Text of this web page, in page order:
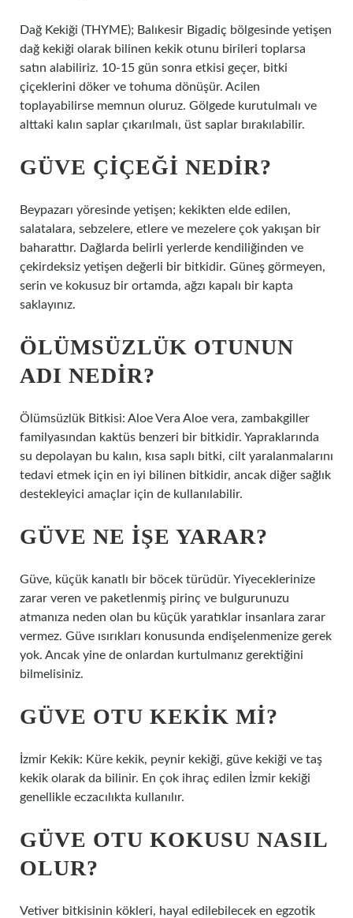
Dağ Kekiği (THYME); Balıkesir Bigadiç bölgesinde yetişen
dağ kekiği olarak bilinen kekik otunu birileri toplarsa
satın alabiliriz. 10-15 gün sonra etkisi geçer, bitki
çiçeklerini döker ve tohuma dönüşür. Acilen
toplayabilirse memnun oluruz. Gölgede kurutulmalı ve
alttaki kalın saplar çıkarılmalı, üst saplar bırakılabilir.
GÜVE ÇIÇEĞI NEDIR?
Beypazarı yöresinde yetişen; kekikten elde edilen,
salatalara, sebzelere, etlere ve mezelere çok yakışan bir
baharattır. Dağlarda belirli yerlerde kendiliğinden ve
çekirdeksiz yetişen değerli bir bitkidir. Güneş görmeyen,
serin ve kokusuz bir ortamda, ağzı kapalı bir kapta
saklayınız.
ÖLÜMSÜZLÜK OTUNUN
ADI NEDIR?
Ölümsüzlük Bitkisi: Aloe Vera Aloe vera, zambakgiller
familyasından kaktüs benzeri bir bitkidir. Yapraklarında
su depolayan bu kalın, kısa saplı bitki, cilt yaralanmalarını
tedavi etmek için en iyi bilinen bitkidir, ancak diğer sağlık
destekleyici amaçlar için de kullanılabilir.
GÜVE NE IŞE YARAR?
Güve, küçük kanatlı bir böcek türüdür. Yiyeceklerinize
zarar veren ve paketlenmiş pirinç ve bulgurunuzu
atmanıza neden olan bu küçük yaratıklar insanlara zarar
vermez. Güve ısırıkları konusunda endişelenmenize gerek
yok. Ancak yine de onlardan kurtulmanız gerektiğini
bilmelisiniz.
GÜVE OTU KEKIK MI?
İzmir Kekik: Küre kekik, peynir kekiği, güve kekiği ve taş
kekik olarak da bilinir. En çok ihraç edilen İzmir kekiği
genellikle eczacılıkta kullanılır.
GÜVE OTU KOKUSU NASIL
OLUR?
Vetiver bitkisinin kökleri, hayal edilebilecek en egzotik